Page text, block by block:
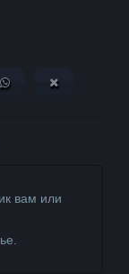
Поделиться в
Поделиться в
вам или